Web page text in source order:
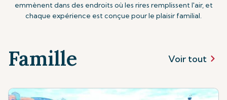
emmènent dans des endroits où les rires remplissent l'air, et
chaque expérience est conçue pour le plaisir familial.
Famille Voir tout